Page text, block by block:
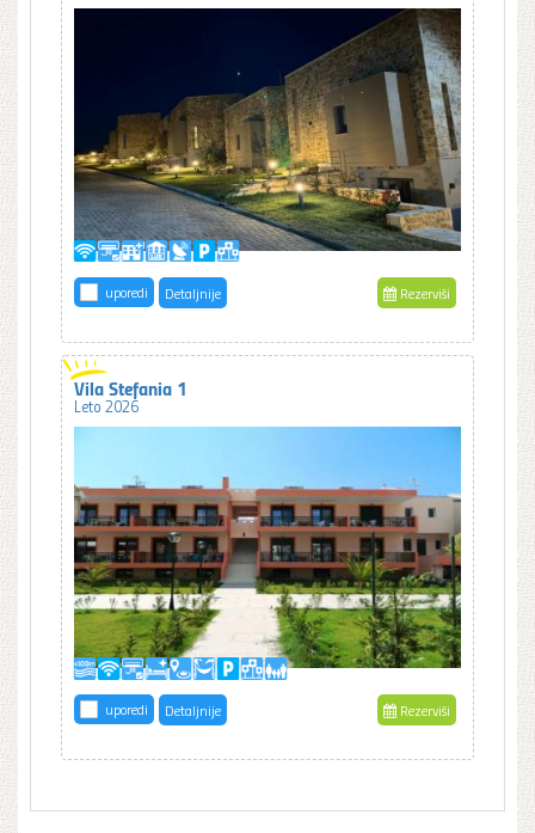
uporedi Detaljnije Rezerviši
Vila Stefania 1
Leto 2026
uporedi Detaljnije Rezerviši